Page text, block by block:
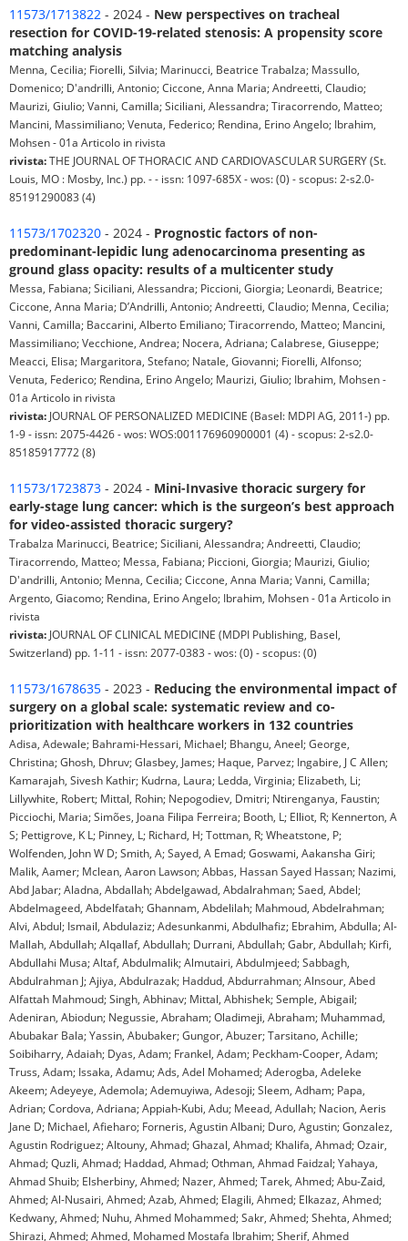
11573/1713822 - 2024 - New perspectives on tracheal
resection for COVID-19-related stenosis: A propensity score
matching analysis
Menna, Cecilia; Fiorelli, Silvia; Marinucci, Beatrice Trabalza; Massullo,
Domenico; D'andrilli, Antonio; Ciccone, Anna Maria; Andreetti, Claudio;
Maurizi, Giulio; Vanni, Camilla; Siciliani, Alessandra; Tiracorrendo, Matteo;
Mancini, Massimiliano; Venuta, Federico; Rendina, Erino Angelo; Ibrahim,
Mohsen - 01a Articolo in rivista
rivista:THE JOURNAL OF THORACIC AND CARDIOVASCULAR SURGERY (St.
Louis, MO : Mosby, Inc.) pp. - - issn: 1097-685X - wos: (0) - scopus: 2-s2.0-
85191290083 (4)
11573/1702320 - 2024 - Prognostic factors of non-
predominant-lepidic lung adenocarcinoma presenting as
ground glass opacity: results of a multicenter study
Messa, Fabiana; Siciliani, Alessandra; Piccioni, Giorgia; Leonardi, Beatrice;
Ciccone, Anna Maria; D’Andrilli, Antonio; Andreetti, Claudio; Menna, Cecilia;
Vanni, Camilla; Baccarini, Alberto Emiliano; Tiracorrendo, Matteo; Mancini,
Massimiliano; Vecchione, Andrea; Nocera, Adriana; Calabrese, Giuseppe;
Meacci, Elisa; Margaritora, Stefano; Natale, Giovanni; Fiorelli, Alfonso;
Venuta, Federico; Rendina, Erino Angelo; Maurizi, Giulio; Ibrahim, Mohsen -
01a Articolo in rivista
rivista: JOURNAL OF PERSONALIZED MEDICINE (Basel: MDPI AG, 2011-) pp.
1-9 - issn: 2075-4426 - wos: WOS:001176960900001 (4) - scopus: 2-s2.0-
85185917772 (8)
11573/1723873 - 2024 - Mini-Invasive thoracic surgery for
early-stage lung cancer: which is the surgeon’s best approach
for video-assisted thoracic surgery?
Trabalza Marinucci, Beatrice; Siciliani, Alessandra; Andreetti, Claudio;
Tiracorrendo, Matteo; Messa, Fabiana; Piccioni, Giorgia; Maurizi, Giulio;
D'andrilli, Antonio; Menna, Cecilia; Ciccone, Anna Maria; Vanni, Camilla;
Argento, Giacomo; Rendina, Erino Angelo; Ibrahim, Mohsen - 01a Articolo in
rivista
rivista: JOURNAL OF CLINICAL MEDICINE (MDPI Publishing, Basel,
Switzerland) pp. 1-11 - issn: 2077-0383 - wos: (0) - scopus: (0)
11573/1678635 - 2023 - Reducing the environmental impact of
surgery on a global scale: systematic review and co-
prioritization with healthcare workers in 132 countries
Adisa, Adewale; Bahrami-Hessari, Michael; Bhangu, Aneel; George,
Christina; Ghosh, Dhruv; Glasbey, James; Haque, Parvez; Ingabire, J C Allen;
Kamarajah, Sivesh Kathir; Kudrna, Laura; Ledda, Virginia; Elizabeth, Li;
Lillywhite, Robert; Mittal, Rohin; Nepogodiev, Dmitri; Ntirenganya, Faustin;
Picciochi, Maria; Simões, Joana Filipa Ferreira; Booth, L; Elliot, R; Kennerton, A
S; Pettigrove, K L; Pinney, L; Richard, H; Tottman, R; Wheatstone, P;
Wolfenden, John W D; Smith, A; Sayed, A Emad; Goswami, Aakansha Giri;
Malik, Aamer; Mclean, Aaron Lawson; Abbas, Hassan Sayed Hassan; Nazimi,
Abd Jabar; Aladna, Abdallah; Abdelgawad, Abdalrahman; Saed, Abdel;
Abdelmageed, Abdelfatah; Ghannam, Abdelilah; Mahmoud, Abdelrahman;
Alvi, Abdul; Ismail, Abdulaziz; Adesunkanmi, Abdulhafiz; Ebrahim, Abdulla; Al-
Mallah, Abdullah; Alqallaf, Abdullah; Durrani, Abdullah; Gabr, Abdullah; Kirfi,
Abdullahi Musa; Altaf, Abdulmalik; Almutairi, Abdulmjeed; Sabbagh,
Abdulrahman J; Ajiya, Abdulrazak; Haddud, Abdurrahman; Alnsour, Abed
Alfattah Mahmoud; Singh, Abhinav; Mittal, Abhishek; Semple, Abigail;
Adeniran, Abiodun; Negussie, Abraham; Oladimeji, Abraham; Muhammad,
Abubakar Bala; Yassin, Abubaker; Gungor, Abuzer; Tarsitano, Achille;
Soibiharry, Adaiah; Dyas, Adam; Frankel, Adam; Peckham-Cooper, Adam;
Truss, Adam; Issaka, Adamu; Ads, Adel Mohamed; Aderogba, Adeleke
Akeem; Adeyeye, Ademola; Ademuyiwa, Adesoji; Sleem, Adham; Papa,
Adrian; Cordova, Adriana; Appiah-Kubi, Adu; Meead, Adullah; Nacion, Aeris
Jane D; Michael, Afieharo; Forneris, Agustin Albani; Duro, Agustin; Gonzalez,
Agustin Rodriguez; Altouny, Ahmad; Ghazal, Ahmad; Khalifa, Ahmad; Ozair,
Ahmad; Quzli, Ahmad; Haddad, Ahmad; Othman, Ahmad Faidzal; Yahaya,
Ahmad Shuib; Elsherbiny, Ahmed; Nazer, Ahmed; Tarek, Ahmed; Abu-Zaid,
Ahmed; Al-Nusairi, Ahmed; Azab, Ahmed; Elagili, Ahmed; Elkazaz, Ahmed;
Kedwany, Ahmed; Nuhu, Ahmed Mohammed; Sakr, Ahmed; Shehta, Ahmed;
Shirazi, Ahmed; Ahmed, Mohamed Mostafa Ibrahim; Sherif, Ahmed